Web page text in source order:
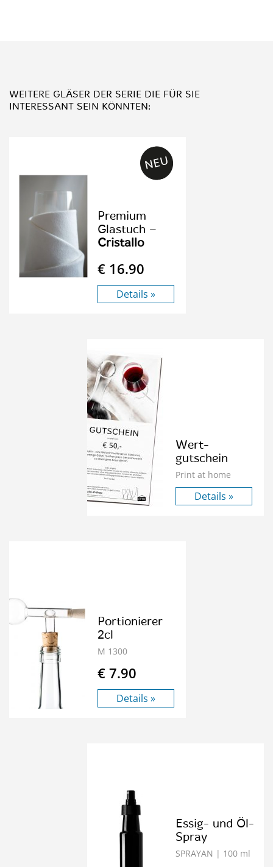
WEITERE GLÄSER DER SERIE DIE FÜR SIE
INTERESSANT SEIN KÖNNTEN:
Premium
Glastuch –
Cristallo
€ 16.90
Details »
Wert­
gutschein
Print at home
Details »
Portionierer
2cl
M 1300
€ 7.90
Details »
Essig- und Öl-
Spray
SPRAYAN | 100 ml